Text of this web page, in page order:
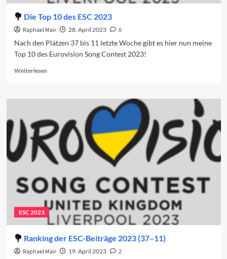
Die Top 10 des ESC 2023
Raphael Mair 28. April 2023
0
Nach den Plätzen 37 bis 11 letzte Woche gibt es hier nun meine
Top 10 des Eurovision Song Contest 2023!
WeiterlesenRead
Die
10
des
ESC
2023
ESC 2023
Ranking der ESC-Beiträge 2023 (37–11)
Raphael Mair 19. April 2023
2